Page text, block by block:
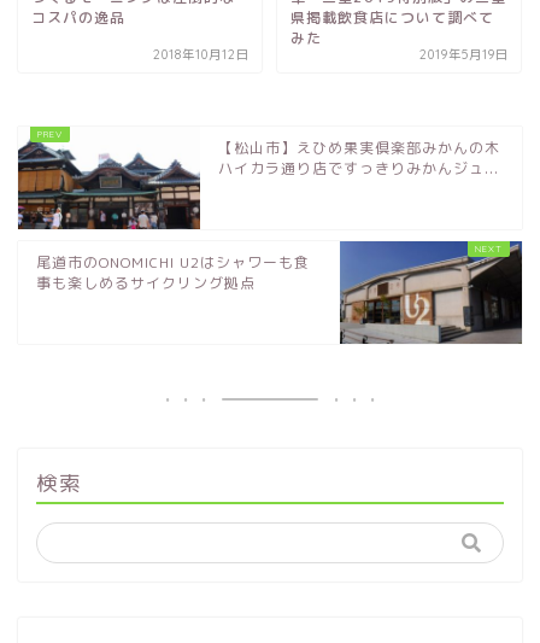
コスパの逸品
2018年10月12日
県掲載飲食店について調べて
みた
2019年5月19日
【松山市】えひめ果実倶楽部みかんの木
ハイカラ通り店ですっきりみかんジュ...
尾道市のONOMICHI U2はシャワーも食
事も楽しめるサイクリング拠点
検索